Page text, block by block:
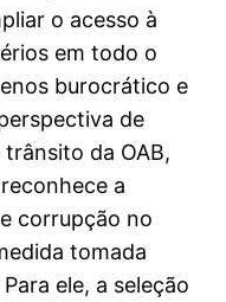
o acesso à
em todo o
burocrático e
de
da OAB,
a
corrupção no
tomada
ele, a seleção